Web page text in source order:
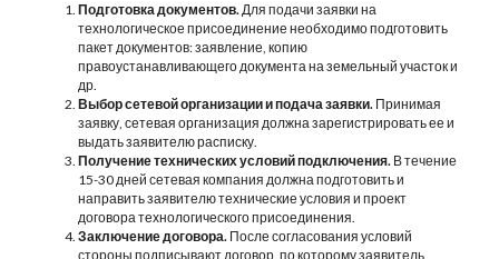
Подготовка документов.Для подачи заявки на
технологическое присоединение необходимо подготовить
пакет документов: заявление, копию
правоустанавливающего документа на земельный участок и
др.
Выбор сетевой организации и подача заявки. Принимая
заявку, сетевая организация должна зарегистрировать ее и
выдать заявителю расписку.
Получение технических условий подключения. В течение
15-30 дней сетевая компания должна подготовить и
направить заявителю технические условия и проект
договора технологического присоединения.
Заключение договора. После согласования условий
стороны подписывают договор, по которому заявитель